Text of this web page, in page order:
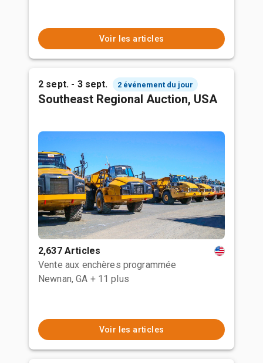
Voir les articles
2 sept. - 3 sept. 2 événement du jour
Southeast Regional Auction, USA
2,637 Articles
Vente aux enchères programmée
Newnan, GA + 11 plus
Voir les articles